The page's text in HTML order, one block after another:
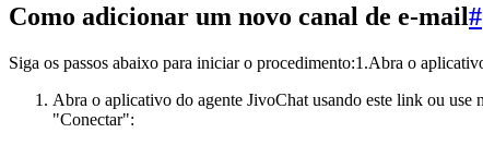
Como adicionar um novo canal de e-mail#
Siga os passos abaixo para iniciar o procedimento:1.Abra o
Abra o aplicativo do agente JivoChat usando este link ou
"Conectar":